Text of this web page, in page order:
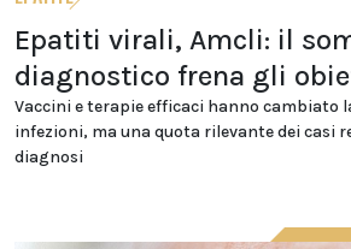
Epatiti virali, Amcli: il
diagnostico frena gli
Vaccini e terapie efficaci hanno cambiato
infezioni, ma una quota rilevante dei casi
diagnosi